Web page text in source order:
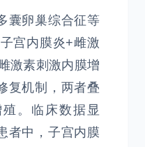
囊卵巢综合征等
宫内膜炎+雌激
激素刺激内膜增
复机制，两者叠
。临床数据显
者中，子宫内膜